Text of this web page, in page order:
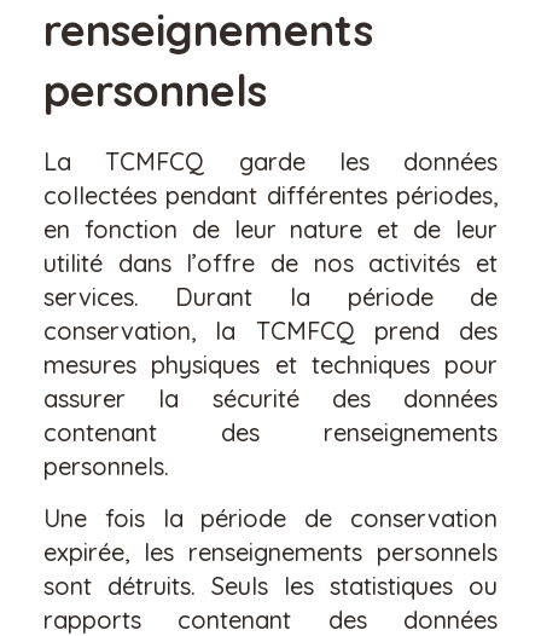
renseignements
personnels
La TCMFCQ garde les données
collectées pendant différentes périodes,
en fonction de leur nature et de leur
utilité dans l’offre de nos activités et
services. Durant la période de
conservation, la TCMFCQ prend des
mesures physiques et techniques pour
assurer la sécurité des données
contenant des renseignements
personnels.
Une fois la période de conservation
expirée, les renseignements personnels
sont détruits. Seuls les statistiques ou
rapports contenant des données